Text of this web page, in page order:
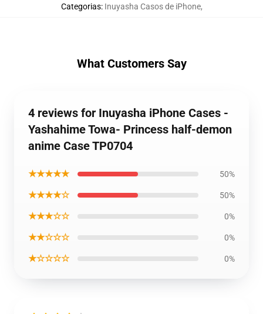
Categorias: Inuyasha Casos de iPhone,
What Customers Say
4 reviews for Inuyasha iPhone Cases -
Yashahime Towa- Princess half-demon
anime Case TP0704
★★★★★ 50%
★★★★☆ 50%
★★★☆☆ 0%
★★☆☆☆ 0%
★☆☆☆☆ 0%